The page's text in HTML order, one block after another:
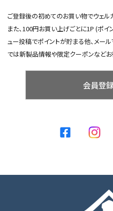
ご登録後の初めてのお買い物でウェル
また、100円お買い上げごとに1P (ポイ
ュー投稿でポイントが貯まる他、メー
では新製品情報や限定クーポンなどお
会員登